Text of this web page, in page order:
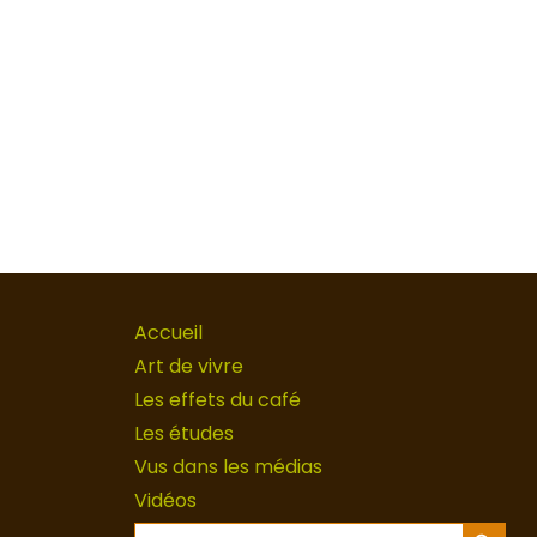
Accueil
Art de vivre
Les effets du café
Les études
Vus dans les médias
Vidéos
Search
Search Button